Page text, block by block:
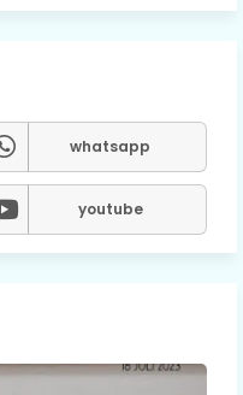
whatsapp
youtube